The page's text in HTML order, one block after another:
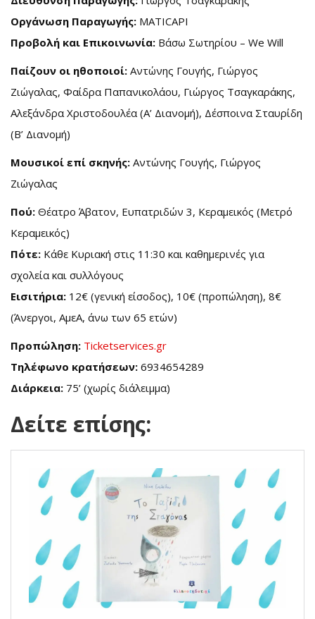
Οργάνωση Παραγωγής: MATICAPI
Προβολή και Επικοινωνία: Βάσω Σωτηρίου – We Will
Παίζουν οι ηθοποιοί: Αντώνης Γουγής, Γιώργος
Ζιώγαλας, Φαίδρα Παπανικολάου, Γιώργος Τσαγκαράκης,
Αλεξάνδρα Χριστοδουλέα (Α’ Διανομή), Δέσποινα Σταυρίδη
(Β’ Διανομή)
Μουσικοί επί σκηνής: Αντώνης Γουγής, Γιώργος
Ζιώγαλας
Πού: Θέατρο Άβατον, Ευπατριδών 3, Κεραμεικός (Μετρό
Κεραμεικός)
Πότε: Κάθε Κυριακή στις 11:30 και καθημερινές για
σχολεία και συλλόγους
Εισιτήρια: 12€ (γενική είσοδος), 10€ (προπώληση), 8€
(Άνεργοι, ΑμεΑ, άνω των 65 ετών)
Προπώληση: Ticketservices.gr
Τηλέφωνο κρατήσεων: 6934654289
Διάρκεια: 75’ (χωρίς διάλειμμα)
Δείτε επίσης: